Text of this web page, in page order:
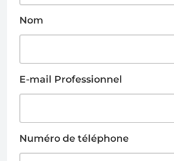
Nom
E-mail Professionnel
Numéro de téléphone